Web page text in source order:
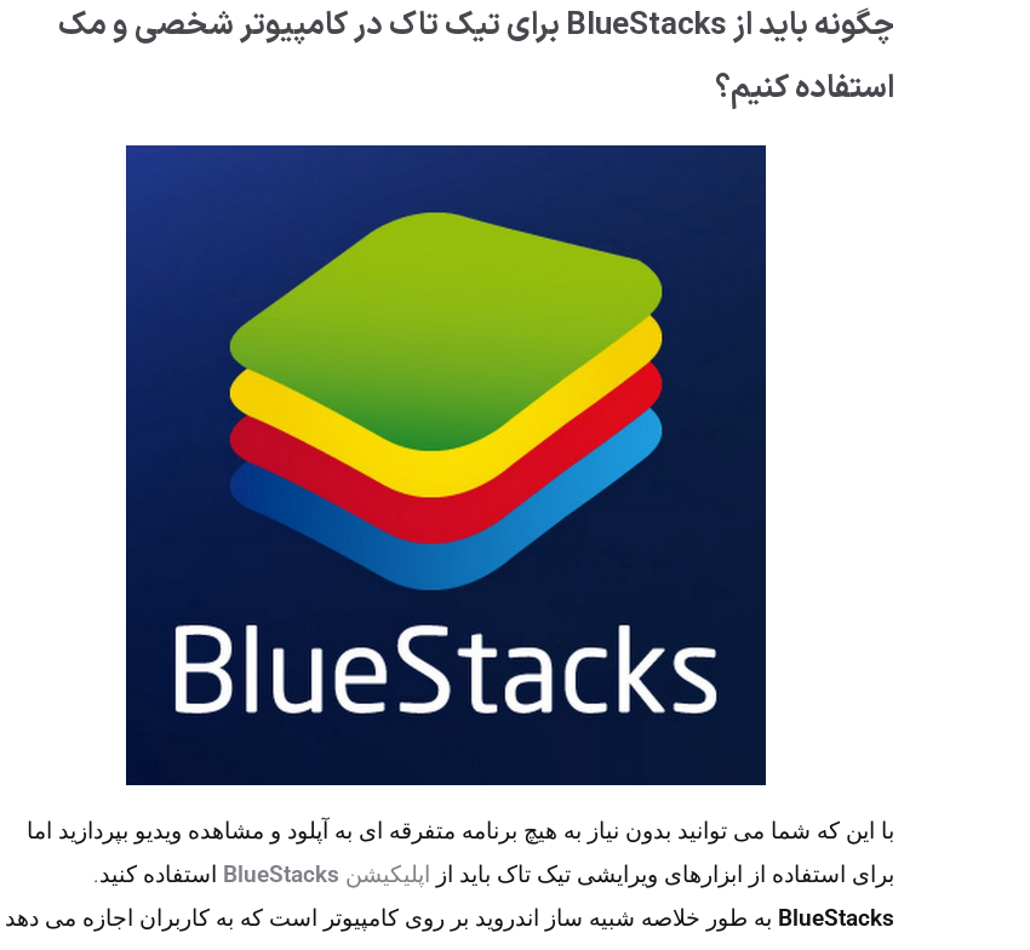
چگونه باید از BlueStacks برای تیک تاک در کامپیوتر شخصی و مک
استفاده کنیم؟
با این که شما می توانید بدون نیاز به هیچ برنامه متفرقه ای به آپلود و مشاهده ویدیو بپردازید اما
برای استفاده از ابزارهای ویرایشی تیک تاک باید از اپلیکیشن BlueStacks استفاده کنید.
BlueStacks به طور خلاصه شبیه ساز اندروید بر روی کامپیوتر است که به کاربران اجازه می دهد